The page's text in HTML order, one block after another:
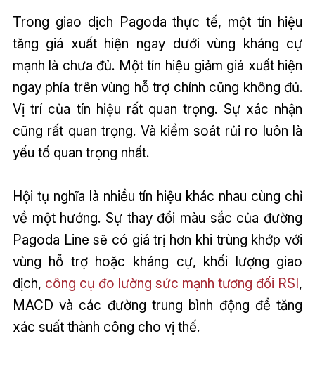
Trong giao dịch Pagoda thực tế, một tín hiệu
tăng giá xuất hiện ngay dưới vùng kháng cự
mạnh là chưa đủ. Một tín hiệu giảm giá xuất hiện
ngay phía trên vùng hỗ trợ chính cũng không đủ.
Vị trí của tín hiệu rất quan trọng. Sự xác nhận
cũng rất quan trọng. Và kiểm soát rủi ro luôn là
yếu tố quan trọng nhất.
Hội tụ nghĩa là nhiều tín hiệu khác nhau cùng chỉ
về một hướng. Sự thay đổi màu sắc của đường
Pagoda Line sẽ có giá trị hơn khi trùng khớp với
vùng hỗ trợ hoặc kháng cự, khối lượng giao
dịch, công cụ đo lường sức mạnh tương đối RSI,
MACD và các đường trung bình động để tăng
xác suất thành công cho vị thế.